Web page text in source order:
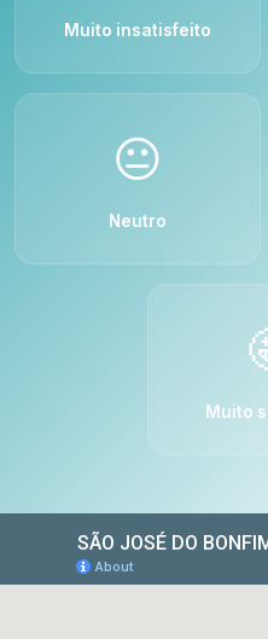
Muito insatisfeito
😐
Neutro
Muito